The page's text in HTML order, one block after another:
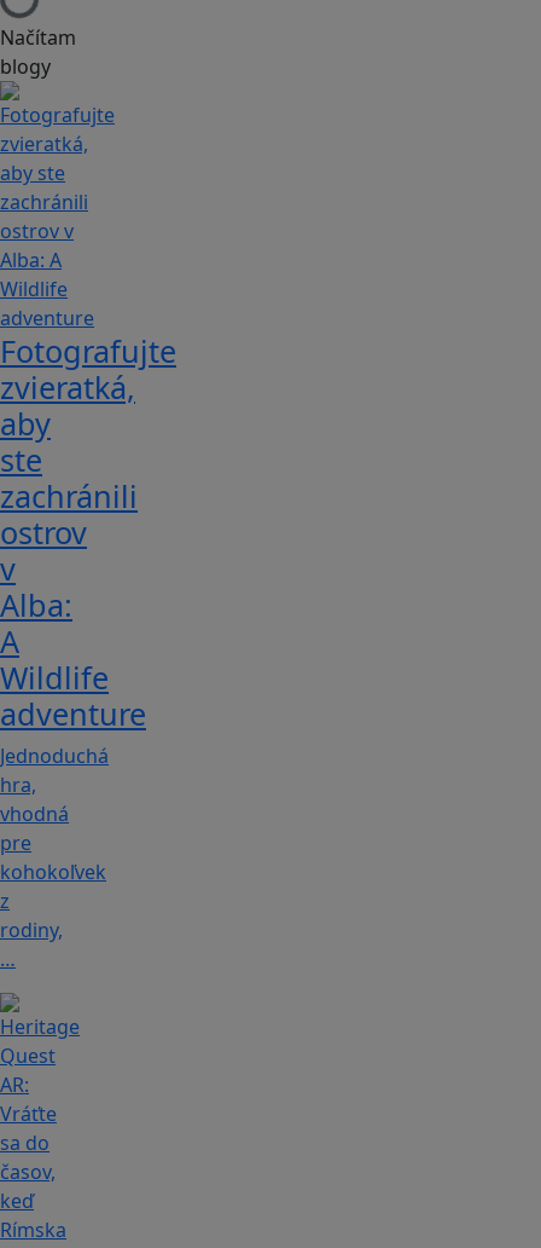
Načítam
blogy
Fotografujte
zvieratká,
aby
ste
zachránili
ostrov
v
Alba:
A
Wildlife
adventure
Jednoduchá
hra,
vhodná
pre
kohokoľvek
z
rodiny,
…